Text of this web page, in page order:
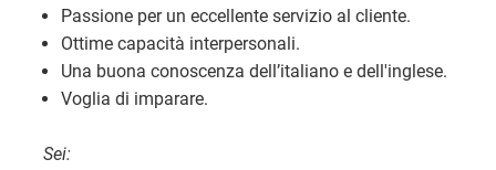
Passione per un eccellente servizio al cliente.
Ottime capacità interpersonali.
Una buona conoscenza dell’italiano e dell'inglese.
Voglia di imparare.
Sei: